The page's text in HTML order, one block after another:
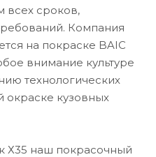
сроков,
Компания
на покраске BAIC
внимание культуре
технологических
окраске кузовных
Х35 наш покрасочный